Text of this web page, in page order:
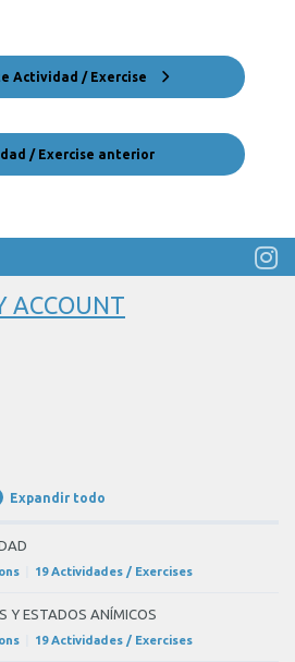
/ Exercise anterior
Actividad / Exercise
ACCOUNT
Expandir todo
Unidades
19 Actividades / Exercises
Y ESTADOS ANÍMICOS
19 Actividades / Exercises